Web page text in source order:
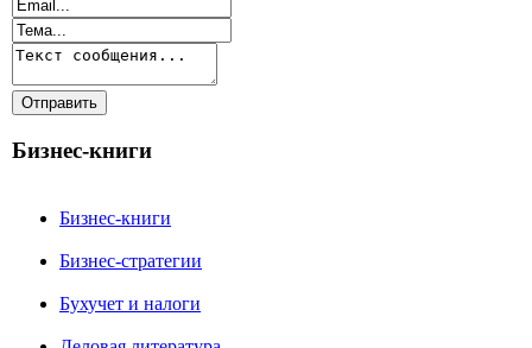
Бизнес-книги
Бизнес-книги
Бизнес-стратегии
Бухучет и налоги